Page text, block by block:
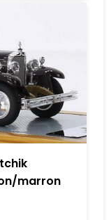
marron